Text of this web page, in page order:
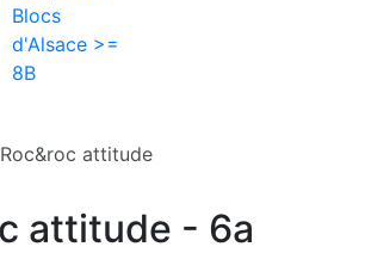
Blocs
d'Alsace >=
8B
Roc&roc attitude
attitude - 6a